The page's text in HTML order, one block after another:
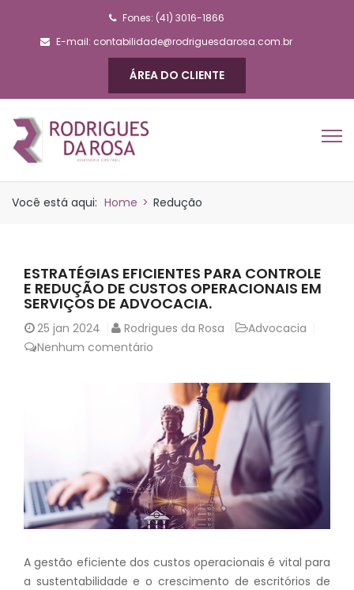
Fones: (41) 3016-1866
E-mail: contabilidade@rodriguesdarosa.com.br
ÁREA DO CLIENTE
Você está aqui: Home > Redução
ESTRATÉGIAS EFICIENTES PARA CONTROLE
E REDUÇÃO DE CUSTOS OPERACIONAIS EM
SERVIÇOS DE ADVOCACIA.
25 jan 2024 Rodrigues da Rosa
Advocacia
Nenhum comentário
A gestão eficiente dos custos operacionais é vital para
a sustentabilidade e o crescimento de escritórios de